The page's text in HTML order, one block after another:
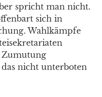
spricht man nicht.
sich in
Wahlkämpfe
Zumutung
nicht unterboten